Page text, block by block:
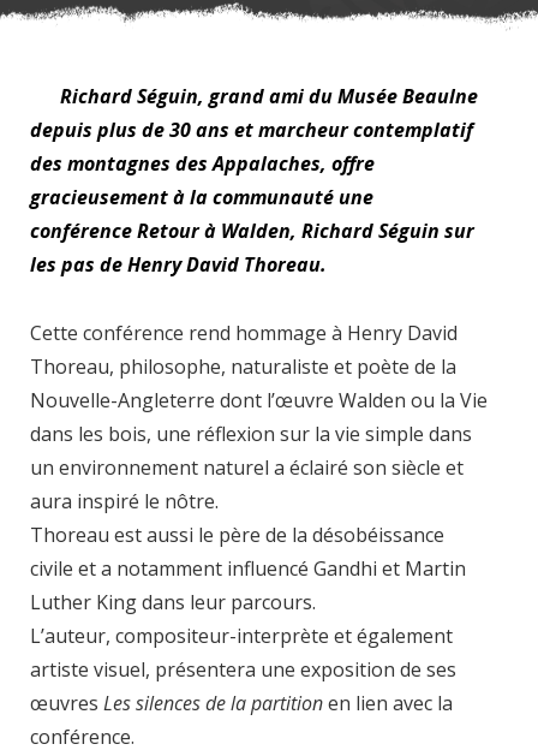
Richard Séguin, grand ami du Musée Beaulne
depuis plus de 30 ans et marcheur contemplatif
des montagnes des Appalaches, offre
gracieusement à la communauté une
conférence Retour à Walden, Richard Séguin sur
les pas de Henry David Thoreau.
Cette conférence rend hommage à Henry David
Thoreau, philosophe, naturaliste et poète de la
Nouvelle-Angleterre dont l’œuvre Walden ou la Vie
dans les bois, une réflexion sur la vie simple dans
un environnement naturel a éclairé son siècle et
aura inspiré le nôtre.
Thoreau est aussi le père de la désobéissance
civile et a notamment influencé Gandhi et Martin
Luther King dans leur parcours.
L’auteur, compositeur-interprète et également
artiste visuel, présentera une exposition de ses
œuvres Les silences de la partitionen lien avec la
conférence.